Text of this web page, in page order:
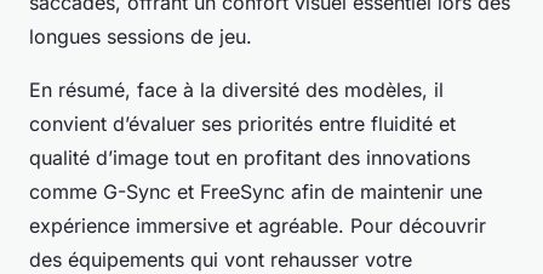
longues sessions de jeu.
En résumé, face à la diversité des modèles, il
convient d’évaluer ses priorités entre fluidité et
qualité d’image tout en profitant des innovations
comme G-Sync et FreeSync afin de maintenir une
expérience immersive et agréable. Pour découvrir
des équipements qui vont rehausser votre